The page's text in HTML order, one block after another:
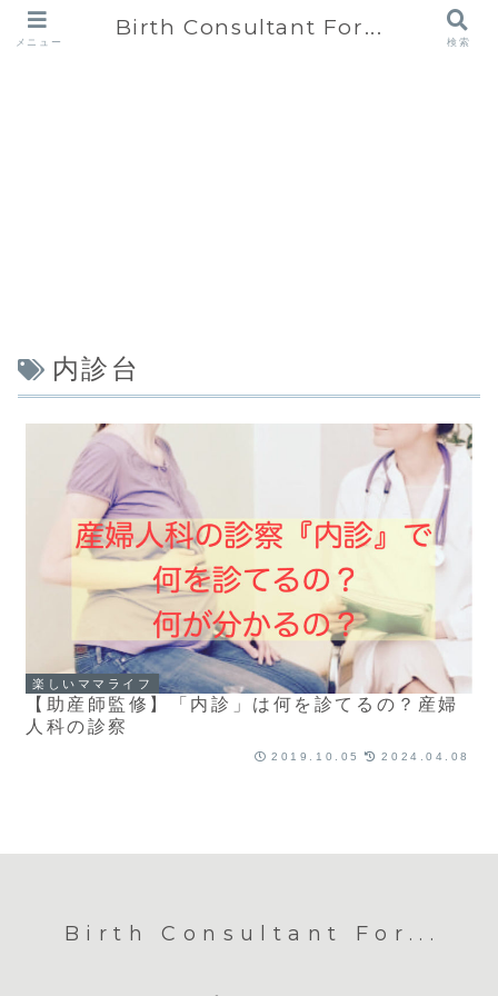
内診台
楽しいママライフ
【助産師監修】「内診」は何を診てるの？産婦
人科の診察
2019.10.05 2024.04.08
Birth Consultant For...
メニュー
Birth Consultant For...
検索